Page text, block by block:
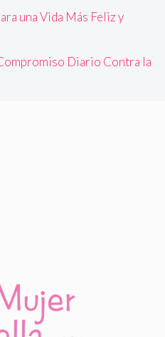
una Vida Más Feliz y
Diario Contra la